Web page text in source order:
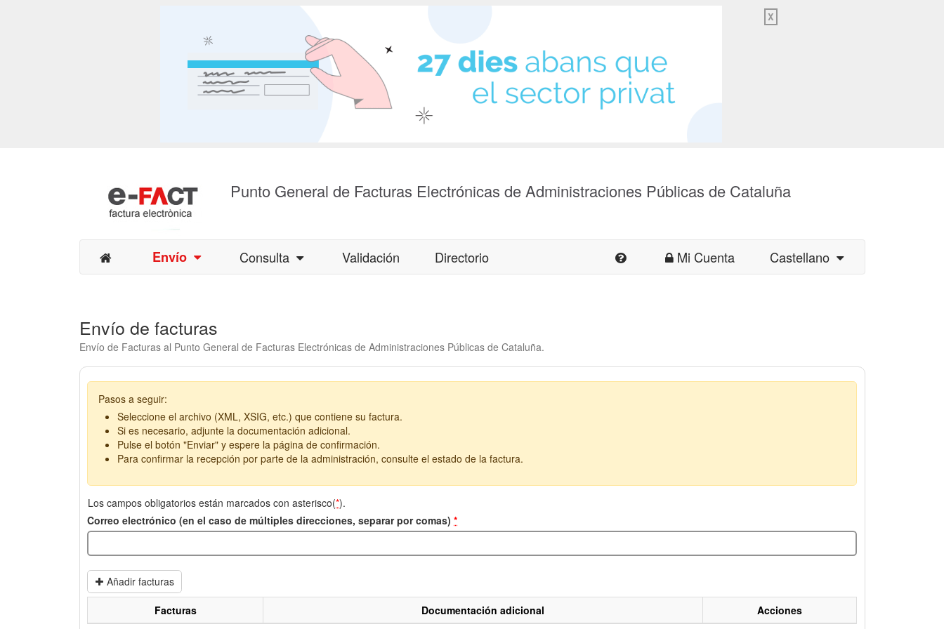
X
Punto General de Facturas Electrónicas de Administraciones Públicas de Cataluña
Envío Consulta Validación Directorio Mi Cuenta Castellano
Envío de facturas
Envío de Facturas al Punto General de Facturas Electrónicas de Administraciones Públicas de Cataluña.
Pasos a seguir:
Seleccione el archivo (XML, XSIG, etc.) que contiene su factura.
Si es necesario, adjunte la documentación adicional.
Pulse el botón "Enviar" y espere la página de confirmación.
Para confirmar la recepción por parte de la administración, consulte el estado de la factura.
Los campos obligatorios están marcados con asterisco(*).
Correo electrónico (en el caso de múltiples direcciones, separar por comas) *
Añadir facturas
Facturas Documentación adicional Acciones